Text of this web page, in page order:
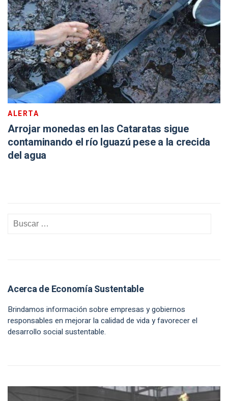
ALERTA
Arrojar monedas en las Cataratas sigue
contaminando el río Iguazú pese a la crecida
del agua
Acerca de Economía Sustentable
Brindamos información sobre empresas y gobiernos
responsables en mejorar la calidad de vida y favorecer el
desarrollo social sustentable.